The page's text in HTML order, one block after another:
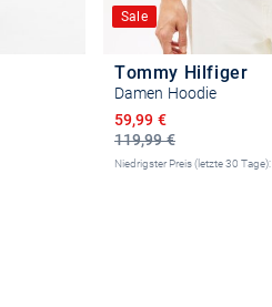
Sale
Tommy Hilfiger
Damen Hoodie
119,99 €
Ermäßigter Preis
59,99 €
Niedrigster Preis (letzte 30 Tage):